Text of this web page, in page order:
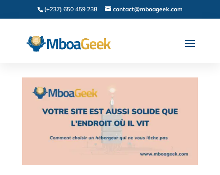
(+237) 650 459 238 contact@mboageek.com